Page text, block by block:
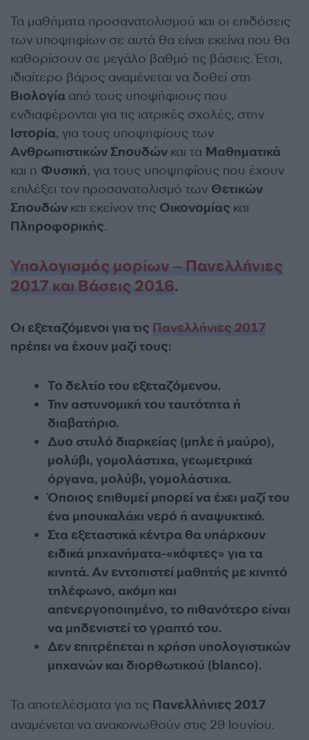
Τα μαθήματα προσανατολισμού και οι επιδόσεις
των υποψηφίων σε αυτά θα είναι εκείνα που θα
καθορίσουν σε μεγάλο βαθμό τις βάσεις. Έτσι,
ιδιαίτερο βάρος αναμένεται να δοθεί στη
Βιολογία από τους υποψήφιους που
ενδιαφέρονται για τις ιατρικές σχολές, στην
Ιστορία, για τους υποψηφίους των
Ανθρωπιστικών Σπουδών και τα Μαθηματικά
και η Φυσική, για τους υποψηφίους που έχουν
επιλέξει τον προσανατολισμό των Θετικών
Σπουδών και εκείνον της Οικονομίας και
Πληροφορικής.
Υπολογισμός μορίων – Πανελλήνιες
2017 και Βάσεις 2016.
Οι εξεταζόμενοι για τις Πανελλήνιες 2017
πρέπει να έχουν μαζί τους:
Το δελτίο του εξεταζόμενου.
Την αστυνομική του ταυτότητα ή
διαβατήριο.
Δυο στυλό διαρκείας (μπλε ή μαύρο),
μολύβι, γομολάστιχα, γεωμετρικά
όργανα, μολύβι, γομολάστιχα.
Όποιος επιθυμεί μπορεί να έχει μαζί του
ένα μπουκαλάκι νερό ή αναψυκτικό.
Στα εξεταστικά κέντρα θα υπάρχουν
ειδικά μηχανήματα-«κόφτες» για τα
κινητά. Αν εντοπιστεί μαθητής με κινητό
τηλέφωνο, ακόμη και
απενεργοποιημένο, το πιθανότερο είναι
να μηδενιστεί το γραπτό του.
Δεν επιτρέπεται η χρήση υπολογιστικών
μηχανών και διορθωτικού (blanco).
Τα αποτελέσματα για τις Πανελλήνιες 2017
αναμένεται να ανακοινωθούν στις 29 Ιουνίου.